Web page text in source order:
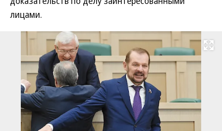
лицами.
Развернуть